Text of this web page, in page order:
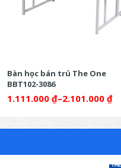
Bàn học bán trú The One
BBT102-3086
1.111.000 ₫–2.101.000 ₫